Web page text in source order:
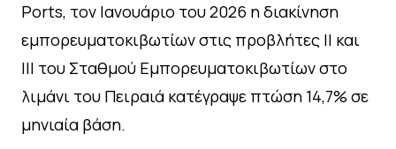
Ports, τον Ιανουάριο του 2026 η διακίνηση
εμπορευματοκιβωτίων στις προβλήτες ΙΙ και
ΙΙΙ του Σταθμού Εμπορευματοκιβωτίων στο
λιμάνι του Πειραιά κατέγραψε πτώση 14,7% σε
μηνιαία βάση.